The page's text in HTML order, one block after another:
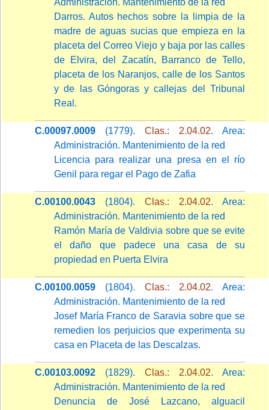
Darros. Autos hechos sobre la limpia de la
madre de aguas sucias que empieza en la
placeta del Correo Viejo y baja por las calles
de Elvira, del Zacatín, Barranco de Tello,
placeta de los Naranjos, calle de los Santos
y de las Góngoras y callejas del Tribunal
Real.
C.00097.0009 (1779). Clas.: 2.04.02. Area:
Administración. Mantenimiento de la red
Licencia para realizar una presa en el río
Genil para regar el Pago de Zafia
C.00100.0043 (1804). Clas.: 2.04.02. Area:
Administración. Mantenimiento de la red
Ramón María de Valdivia sobre que se evite
el daño que padece una casa de su
propiedad en Puerta Elvira
C.00100.0059 (1804). Clas.: 2.04.02. Area:
Administración. Mantenimiento de la red
Josef María Franco de Saravia sobre que se
remedien los perjuicios que experimenta su
casa en Placeta de las Descalzas.
C.00103.0092 (1829). Clas.: 2.04.02. Area:
Administración. Mantenimiento de la red
Denuncia de José Lazcano, alguacil